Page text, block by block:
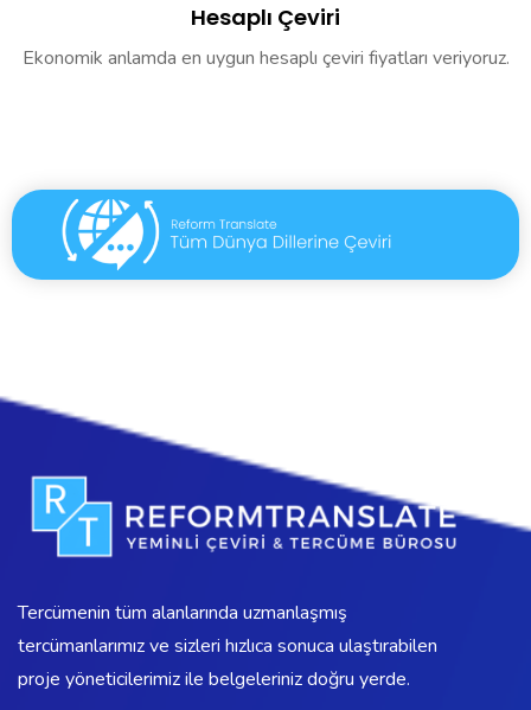
Hesaplı Çeviri
Ekonomik anlamda en uygun hesaplı çeviri fiyatları veriyoruz.
Tercümenin tüm alanlarında uzmanlaşmış
tercümanlarımız ve sizleri hızlıca sonuca ulaştırabilen
proje yöneticilerimiz ile belgeleriniz doğru yerde.